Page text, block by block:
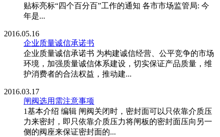
贴标亮标“四个百分百”工作的通知 各市市场监管局: 今
年是...
2016.05.16
企业质量诚信承诺书
企业质量诚信承诺书 为构建诚信经营、公平竞争的市场
环境，加强质量诚信体系建设，切实保证产品质量，维
护消费者的合法权益，推动建...
2016.03.17
闸阀选用需注意事项
1基本介绍 编辑 闸阀关闭时，密封面可以只依靠介质压
力来密封，即只依靠介质压力将闸板的密封面压向另一
侧的阀座来保证密封面的...